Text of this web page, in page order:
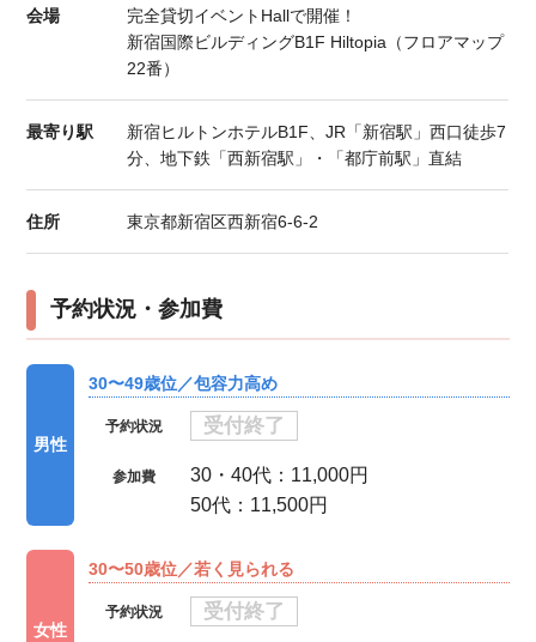
会場
完全貸切イベントHallで開催！
新宿国際ビルディングB1F Hiltopia（フロアマップ
22番）
最寄り駅
新宿ヒルトンホテルB1F、JR「新宿駅」西口徒歩7
分、地下鉄「西新宿駅」・「都庁前駅」直結
住所 東京都新宿区西新宿6-6-2
予約状況・参加費
男性
30〜49歳位／包容力高め
予約状況 受付終了
参加費
30・40代：11,000円
50代：11,500円
女性
30〜50歳位／若く見られる
予約状況 受付終了